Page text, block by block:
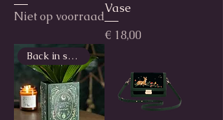
Niet op voorraad
Vase
Prijs
€ 18,00
Back in stock!